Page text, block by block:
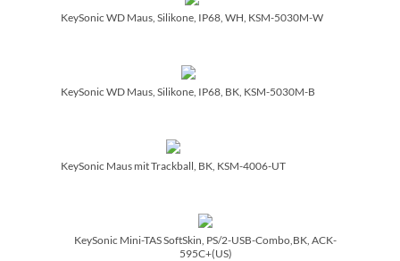
KeySonic WD Maus, Silikone, IP68, WH, KSM-5030M-W
KeySonic WD Maus, Silikone, IP68, BK, KSM-5030M-B
KeySonic Maus mit Trackball, BK, KSM-4006-UT
KeySonic Mini-TAS SoftSkin, PS/­2-USB-Combo,BK, ACK-
595C+(US)